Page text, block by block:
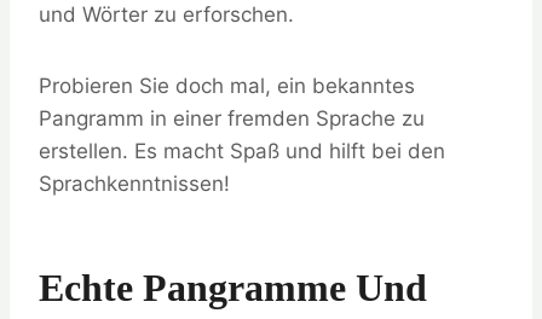
und Wörter zu erforschen.
Probieren Sie doch mal, ein bekanntes
Pangramm in einer fremden Sprache zu
erstellen. Es macht Spaß und hilft bei den
Sprachkenntnissen!
Echte Pangramme Und